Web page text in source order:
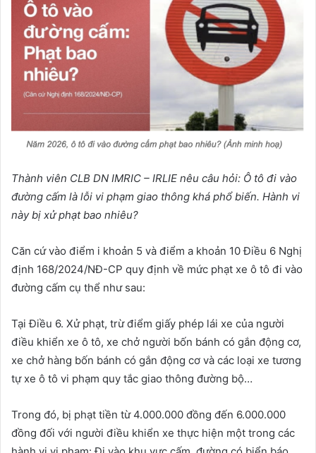
Thành viên CLB DN IMRIC – IRLIE nêu câu hỏi: Ô tô đi vào
đường cấm là lỗi vi phạm giao thông khá phổ biến. Hành vi
này bị xử phạt bao nhiêu?
Căn cứ vào điểm i khoản 5 và điểm a khoản 10 Điều 6 Nghị
định 168/2024/NĐ-CP quy định về mức phạt xe ô tô đi vào
đường cấm cụ thể như sau:
Tại Điều 6. Xử phạt, trừ điểm giấy phép lái xe của người
điều khiển xe ô tô, xe chở người bốn bánh có gắn động cơ,
xe chở hàng bốn bánh có gắn động cơ và các loại xe tương
tự xe ô tô vi phạm quy tắc giao thông đường bộ…
Trong đó, bị phạt tiền từ 4.000.000 đồng đến 6.000.000
đồng đối với người điều khiển xe thực hiện một trong các